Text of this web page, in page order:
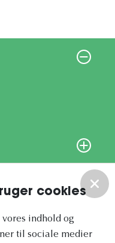
cookies
indhold og
til sociale medier